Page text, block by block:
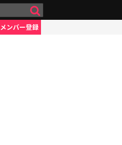
メンバー登録